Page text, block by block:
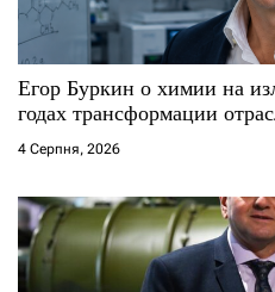
Егор Буркин о химии на
годах трансформации
4 Серпня, 2026